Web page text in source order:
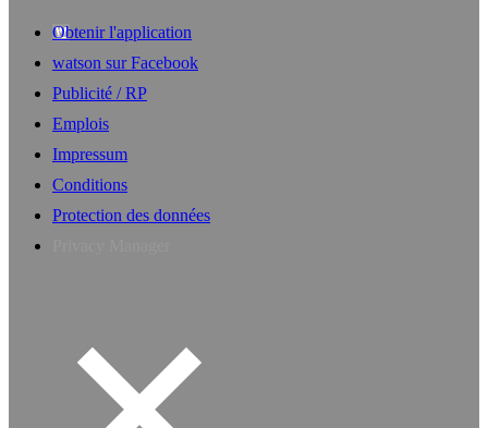
Obtenir l'application
watson sur Facebook
Publicité / RP
Emplois
Impressum
Conditions
Protection des données